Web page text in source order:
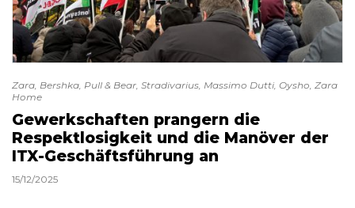
Zara, Bershka, Pull & Bear, Stradivarius, Massimo Dutti, Oysho, Zara
Home
Gewerkschaften prangern die
Respektlosigkeit und die Manöver der
ITX-Geschäftsführung an
15/12/2025